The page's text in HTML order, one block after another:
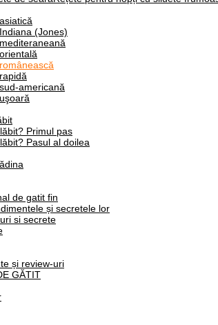
(Jones)
americană
Primul pas
Pasul al doilea
de gatit fin
și secretele lor
si secrete
și review-uri
GĂTIT